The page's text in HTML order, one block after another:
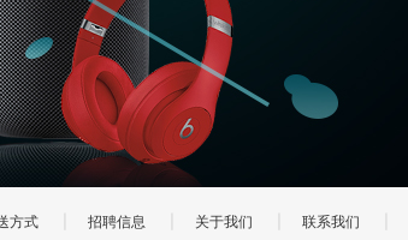
方式 招聘信息 关于我们 联系我们